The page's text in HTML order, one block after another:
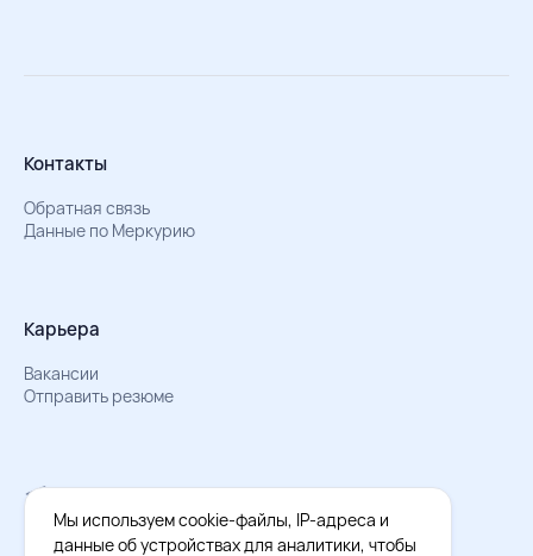
Контакты
Обратная связь
Данные по Меркурию
Карьера
Вакансии
Отправить резюме
Мы в Телеграм
Документы об обработке персональных данных
Охрана труда – результаты СОУТ
Мы используем cookie-файлы, IP-адреса и
данные об устройствах для аналитики, чтобы